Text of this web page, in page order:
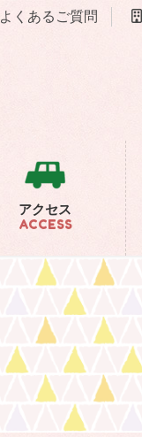
よくあるご質問
アクセス
ACCESS